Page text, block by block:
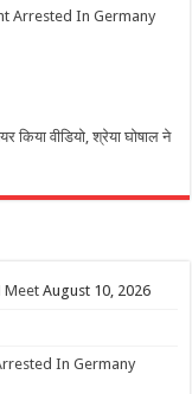
Arrested In Germany
किया वीडियो, श्रेया घोषाल ने
Meet August 10, 2026
In Germany